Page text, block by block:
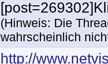
(Hinweis: Die
wahrscheinlich
http://